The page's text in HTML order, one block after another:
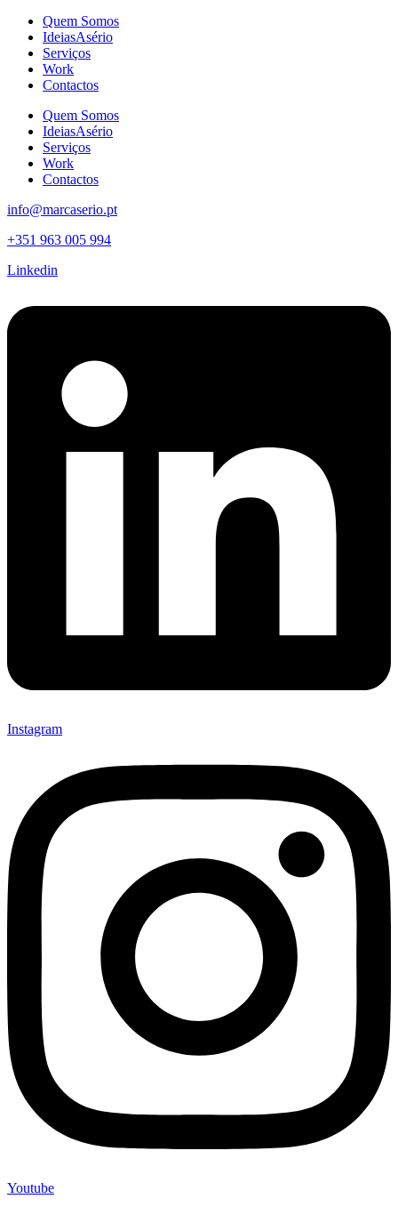
Quem Somos
IdeiasAsério
Serviços
Work
Contactos
Quem Somos
IdeiasAsério
Serviços
Work
Contactos
info@marcaserio.pt
+351 963 005 994
Linkedin
Instagram
Youtube